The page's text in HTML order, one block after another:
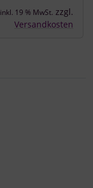
inkl. 19 % MwSt. zzgl.
Versandkosten